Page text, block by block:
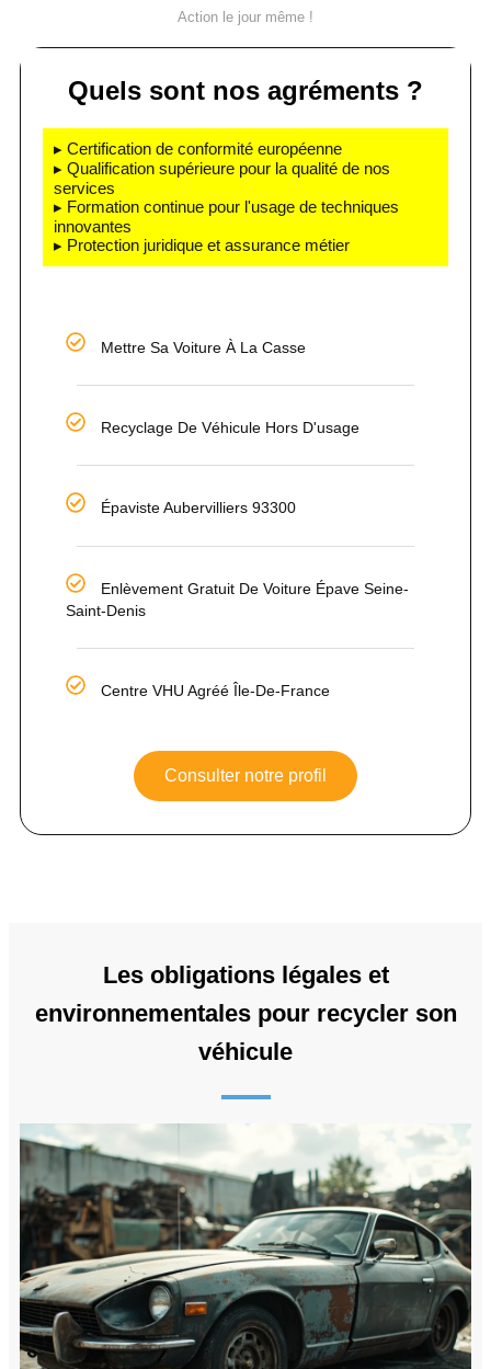
Action le jour même !
Quels sont nos agréments ?
▸ Certification de conformité européenne
▸ Qualification supérieure pour la qualité de nos
services
▸ Formation continue pour l'usage de techniques
innovantes
▸ Protection juridique et assurance métier
Mettre Sa Voiture À La Casse
Recyclage De Véhicule Hors D'usage
Épaviste Aubervilliers 93300
Enlèvement Gratuit De Voiture Épave Seine-
Saint-Denis
Centre VHU Agréé Île-De-France
Consulter notre profil
Les obligations légales et
environnementales pour recycler son
véhicule